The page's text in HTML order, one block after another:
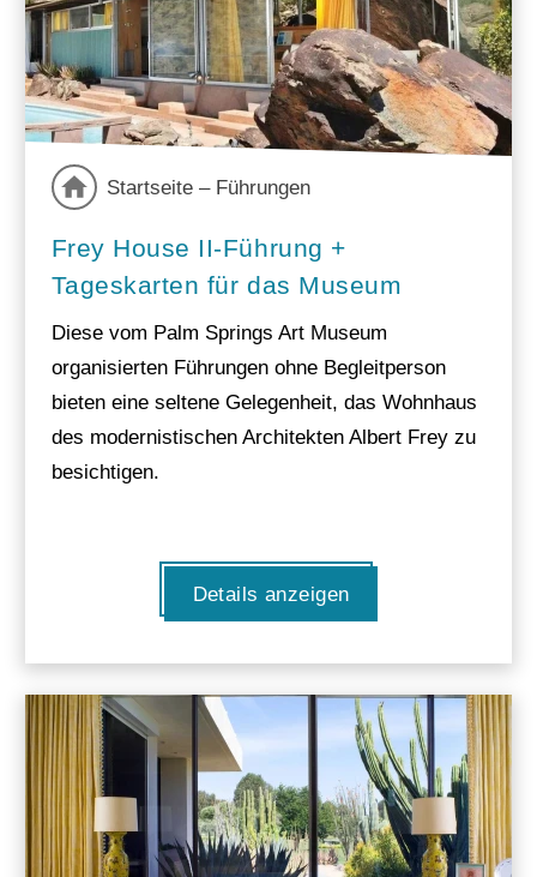
Startseite – Führungen
Frey House II-Führung +
Tageskarten für das Museum
Diese vom Palm Springs Art Museum
organisierten Führungen ohne Begleitperson
bieten eine seltene Gelegenheit, das Wohnhaus
des modernistischen Architekten Albert Frey zu
besichtigen.
Details anzeigen